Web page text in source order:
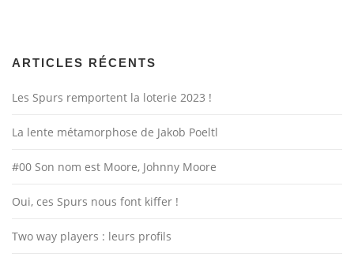
ARTICLES RÉCENTS
Les Spurs remportent la loterie 2023 !
La lente métamorphose de Jakob Poeltl
#00 Son nom est Moore, Johnny Moore
Oui, ces Spurs nous font kiffer !
Two way players : leurs profils